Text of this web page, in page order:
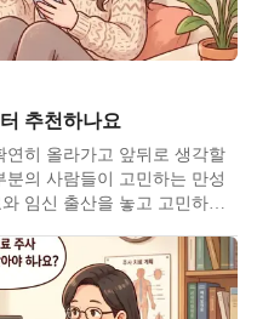
추천하나요
히 올라가고 앞뒤로 생각할
의 사람들이 고민하는 만성
임신 출산을 놓고 고민하시
으로 임신 중 모발의 성장기간